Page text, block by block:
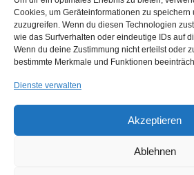
Cookies, um Geräteinformationen zu speichern
zuzugreifen. Wenn du diesen Technologien
wie das Surfverhalten oder eindeutige IDs auf
Wenn du deine Zustimmung nicht erteilst oder
bestimmte Merkmale und Funktionen
Dienste verwalten
Akzeptieren
Ablehnen
Angaben gemäß § 5 TMG:
Kristina Gräfin von Keyserlingk
Münchenanja@vonkeyserlingk.eu
IMPRESSUM / DATENSCHUTZCOOKIE-